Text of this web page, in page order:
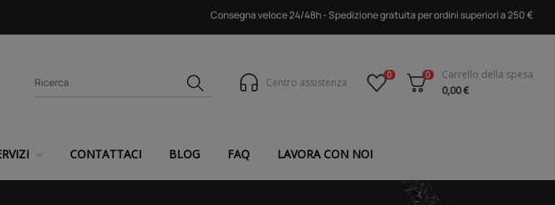
Consegna veloce 24/48h - Spedizione gratuita per ordini superiori a 250 €
Centro assistenza
0 0
Carrello della spesa
0,00 €
CONTATTACI BLOG FAQ LAVORA CON NOI